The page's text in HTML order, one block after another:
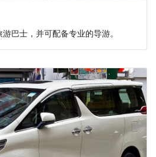
巴士，并可配备专业的导游。